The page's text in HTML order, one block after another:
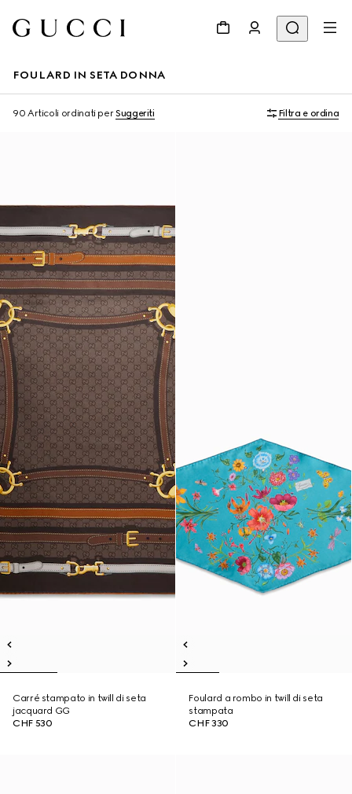
FOULARD IN SETA DONNA
90 Articoli ordinati perSuggeriti Filtra e ordina
Carré stampato in twill di seta
jacquard GG
CHF 530
Foulard a rombo in twill di seta
stampata
CHF 330